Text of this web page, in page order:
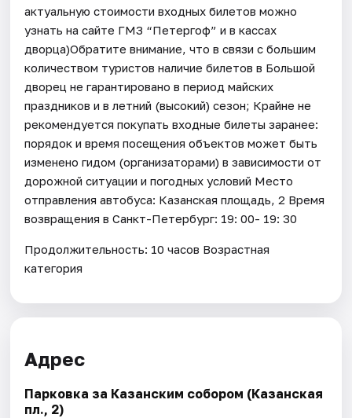
актуальную стоимости входных билетов можно
узнать на сайте ГМЗ “Петергоф” и в кассах
дворца)Обратите внимание, что в связи с большим
количеством туристов наличие билетов в Большой
дворец не гарантировано в период майских
праздников и в летний (высокий) сезон; Крайне не
рекомендуется покупать входные билеты заранее:
порядок и время посещения объектов может быть
изменено гидом (организаторами) в зависимости от
дорожной ситуации и погодных условий Место
отправления автобуса: Казанская площадь, 2 Время
возвращения в Санкт-Петербург: 19: 00- 19: 30
Продолжительность: 10 часов Возрастная
категория
Адрес
Парковка за Казанским собором (Казанская
пл., 2)